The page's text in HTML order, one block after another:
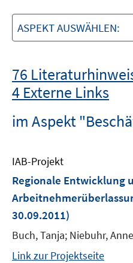
ASPEKT AUSWÄHLEN:
76
4 Externe Links
im Aspekt
IAB-Projekt
Regionale Entwicklung
30.09.2011)
Buch, Tanja; Niebuhr,
Link zur Projektseite